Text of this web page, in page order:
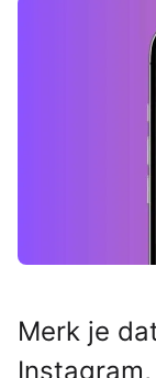
Merk je